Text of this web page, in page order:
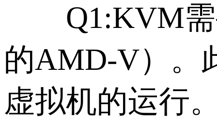
Q1:KVM需
的AMD-V）。
虚拟机的运行